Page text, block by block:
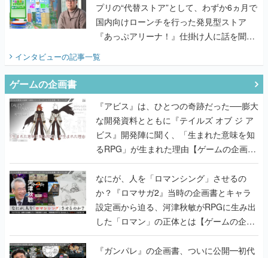
プリの“代替ストア”として、わずか6ヵ月で
国内向けローンチを行った発見型ストア
『あっぷアリーナ！』仕掛け人に話を聞い
てみた
インタビューの記事一覧
ゲームの企画書
『アビス』は、ひとつの奇跡だった──膨大
な開発資料とともに『テイルズ オブ ジ ア
ビス』開発陣に聞く、「生まれた意味を知
るRPG」が生まれた理由【ゲームの企画
書】
なにが、人を「ロマンシング」させるの
か？『ロマサガ2』当時の企画書とキャラ
設定画から迫る、河津秋敏がRPGに生み出
した「ロマン」の正体とは【ゲームの企画
書】
『ガンパレ』の企画書、ついに公開━初代